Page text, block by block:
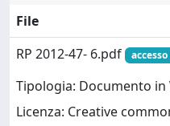
File
RP 2012-47- 6.pdf
Tipologia: Documento
Licenza: Creative